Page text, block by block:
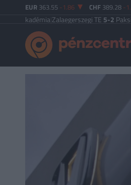
EUR 363.55 -1.86 CHF 389.28 -
Zalaegerszegi TE5-2Paksi FC|